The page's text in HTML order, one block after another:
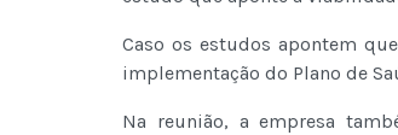
Caso os estudos apontem
implementação do Plano de
Na reunião, a empresa